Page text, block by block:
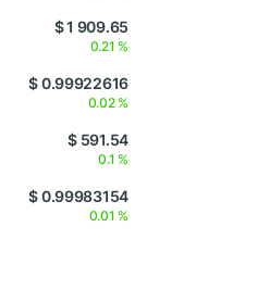
$ 1 909.65
0.21 %
$ 0.99922616
0.02 %
$ 591.54
0.1 %
$ 0.99983154
0.01 %